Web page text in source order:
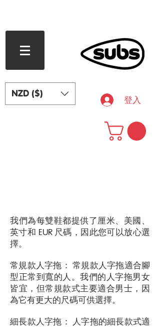
NZD ($)
登入
我們為每雙鞋都提供了厘米、美國、
英寸和 EUR 尺碼，因此您可以放心選
擇。
常規款人字拖： 常規款人字拖適合腳
型正常到寬的人。我們的人字拖男女
皆宜，但常規款式主要適合男士，因
為它有更大的尺碼可供選擇。
細長款人字拖： 人字拖的細長款式適